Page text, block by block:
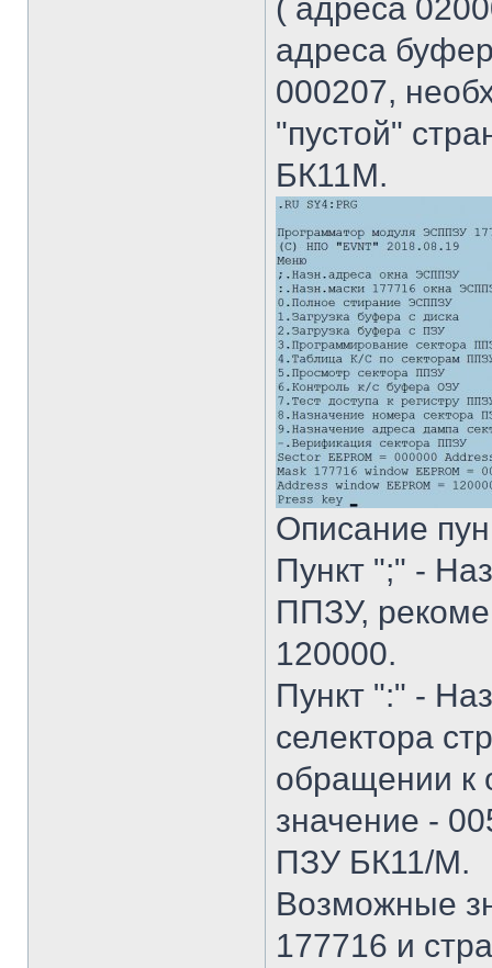
( адреса
адреса
000207,
"пустой"
БК11М.
Описание
Пункт ";" -
ППЗУ,
120000.
Пункт ":" -
селектора
обращении к
значение -
ПЗУ БК11/М.
Возможные
177716 и